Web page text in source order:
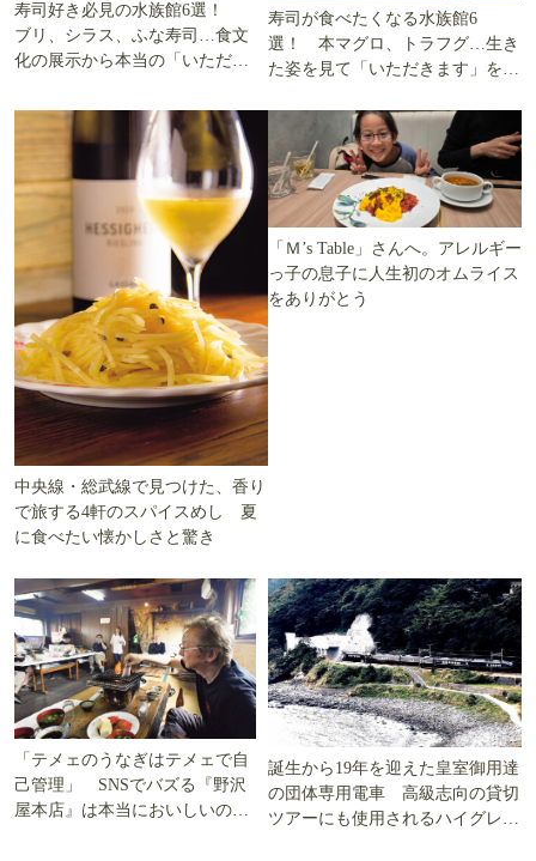
寿司好き必見の水族館6選！
ブリ、シラス、ふな寿司…食文
化の展示から本当の「いただき
寿司が食べたくなる水族館6
選！ 本マグロ、トラフグ…生き
た姿を見て「いただきます」を考
中央線・総武線で見つけた、香り
で旅する4軒のスパイスめし 夏
に食べたい懐かしさと驚き
「Ｍ’s Table」さんへ。アレルギー
っ子の息子に人生初のオムライス
をありがとう
「テメェのうなぎはテメェで自
己管理」 SNSでバズる『野沢
屋本店』は本当においしいの
誕生から19年を迎えた皇室御用達
の団体専用電車 高級志向の貸切
ツアーにも使用されるハイグレー